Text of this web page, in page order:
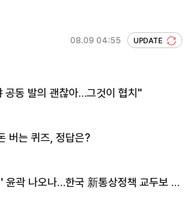
08.09 04:55 UPDATE
동 발의 괜찮아…그것이 협치"
버는 퀴즈, 정답은?
윤곽 나오나…한국 新통상정책 교두보 활